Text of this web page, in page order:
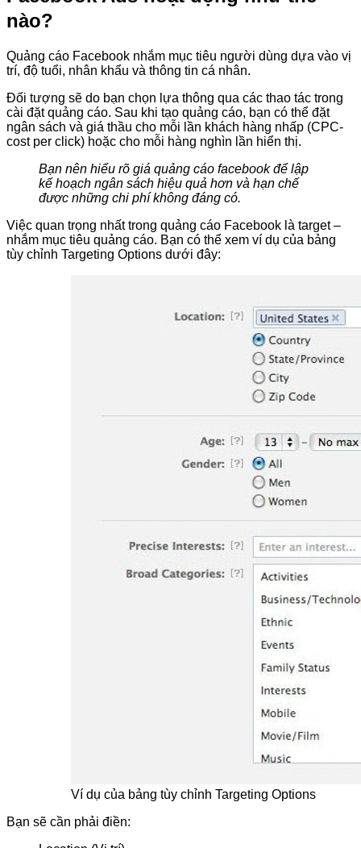
nào?
Quảng cáo Facebook nhắm mục tiêu người dùng dựa vào vị
trí, độ tuổi, nhân khẩu và thông tin cá nhân.
Đối tượng sẽ do bạn chọn lựa thông qua các thao tác trong
cài đặt quảng cáo. Sau khi tạo quảng cáo, bạn có thể đặt
ngân sách và giá thầu cho mỗi lần khách hàng nhấp (CPC-
cost per click) hoặc cho mỗi hàng nghìn lần hiển thị.
Bạn nên hiểu rõ giá quảng cáo facebook để lập
kế hoạch ngân sách hiệu quả hơn và hạn chế
được những chi phí không đáng có.
Việc quan trọng nhất trong quảng cáo Facebook là target –
nhắm mục tiêu quảng cáo. Bạn có thể xem ví dụ của bảng
tùy chỉnh Targeting Options dưới đây:
Ví dụ của bảng tùy chỉnh Targeting Options
Bạn sẽ cần phải điền: